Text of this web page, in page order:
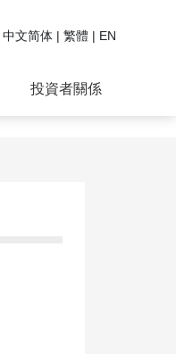
中文简体| 繁體 | EN
投資者關係